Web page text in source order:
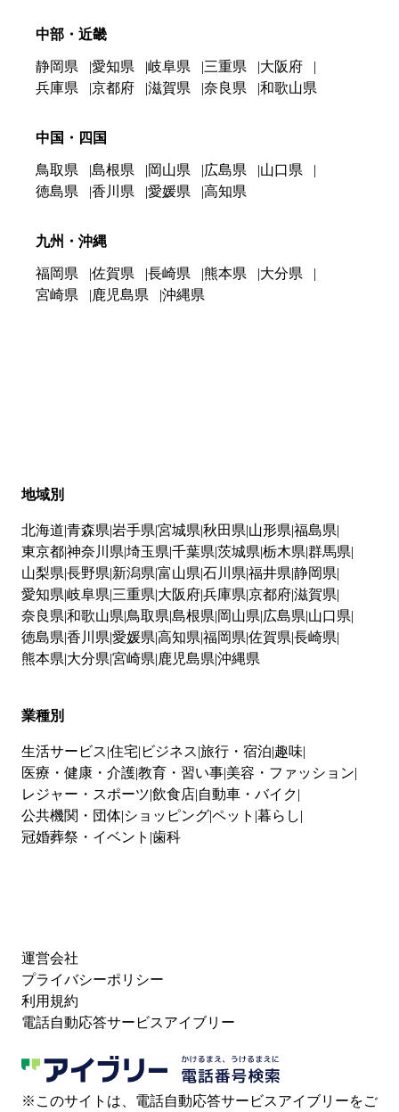
中部・近畿
静岡県 愛知県 岐阜県 三重県
大阪府
兵庫県
京都府 滋賀県 奈良県 和歌山県
中国・四国
鳥取県 島根県 岡山県 広島県
山口県
徳島県
香川県 愛媛県 高知県
九州・沖縄
福岡県 佐賀県 長崎県 熊本県
大分県
宮崎県
鹿児島県 沖縄県
地域別
北海道 青森県 岩手県 宮城県 秋田県 山形県 福島県
東京都神奈川県 埼玉県 千葉県 茨城県 栃木県 群馬県
山梨県 長野県 新潟県 富山県 石川県 福井県 静岡県
愛知県 岐阜県 三重県 大阪府兵庫県 京都府滋賀県
奈良県 和歌山県 鳥取県 島根県 岡山県 広島県 山口県
徳島県 香川県 愛媛県 高知県 福岡県 佐賀県 長崎県
熊本県 大分県 宮崎県 鹿児島県 沖縄県
業種別
生活サービス 住宅 ビジネス 旅行・宿泊 趣味
医療・健康・介護教育・習い事 美容・ファッション
レジャー・スポーツ 飲食店 自動車・バイク
公共機関・団体 ショッピングペット 暮らし
冠婚葬祭・イベント 歯科
運営会社
プライバシーポリシー
利用規約
電話自動応答サービスアイブリー
※このサイトは、電話自動応答サービスアイブリーをご